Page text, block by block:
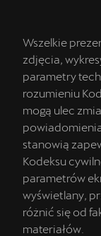
Wszelkie
zdjęcia,
parametry
rozumieniu
mogą ulec
stanowią
Kodeksu
parametrów
wyświetlany,
różnić się od
materiałów.